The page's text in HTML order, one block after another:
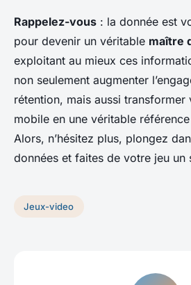
Rappelez-vous : la donnée est
pour devenir un véritable maître
exploitant au mieux ces
non seulement augmenter
rétention, mais aussi
mobile en une véritable
Alors, n’hésitez plus, plongez
données et faites de votre jeu un
Jeux-video